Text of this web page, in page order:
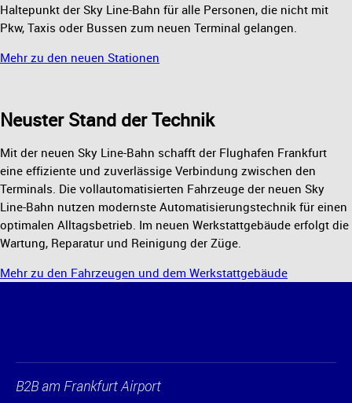
Haltepunkt der Sky Line-Bahn für alle Personen, die nicht mit
Pkw, Taxis oder Bussen zum neuen Terminal gelangen.
Mehr zu den neuen Stationen
Neuster Stand der Technik
Mit der neuen Sky Line-Bahn schafft der Flughafen Frankfurt
eine effiziente und zuverlässige Verbindung zwischen den
Terminals. Die vollautomatisierten Fahrzeuge der neuen Sky
Line-Bahn nutzen modernste Automatisierungstechnik für einen
optimalen Alltagsbetrieb. Im neuen Werkstattgebäude erfolgt die
Wartung, Reparatur und Reinigung der Züge.
Mehr zu den Fahrzeugen und dem Werkstattgebäude
B2B am Frankfurt Airport